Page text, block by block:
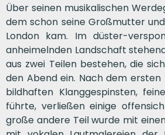
Über seinen musikalischen
dem schon seine Großmutter
London kam. Im düster-
anheimelnden Landschaft
aus zwei Teilen bestehen, die
den Abend ein. Nach dem
bildhaften Klanggespinsten,
führte, verließen einige
große andere Teil wurde mit